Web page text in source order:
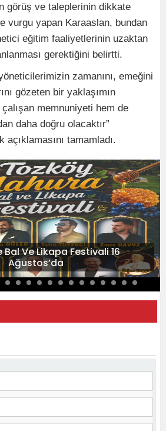
görüş ve taleplerinin dikkate
vurgu yapan Karaaslan, bundan
eğitim faaliyetlerinin uzaktan
gerektiğini belirtti.
zamanını, emeğini
gözeten bir yaklaşımın
memnuniyeti hem de
daha doğru olacaktır”
tamamladı.
Bal Ve Likapa Festivali 16
Ağustos’da